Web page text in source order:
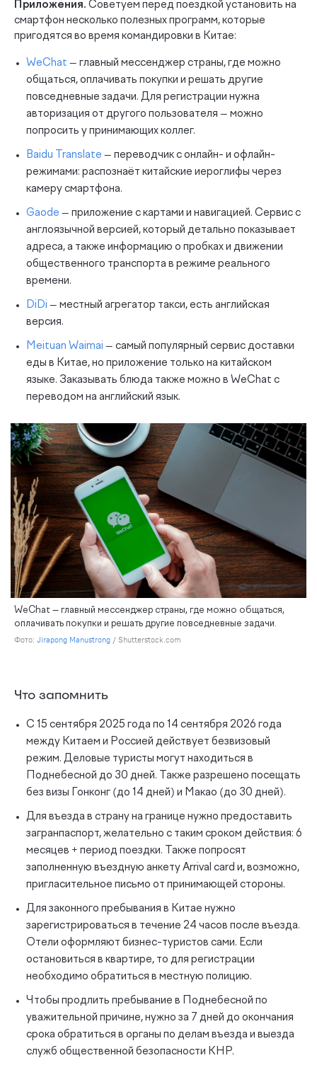
Приложения. Советуем перед поездкой установить на
смартфон несколько полезных программ, которые
пригодятся во время командировки в Китае:
WeChat — главный мессенджер страны, где можно
общаться, оплачивать покупки и решать другие
повседневные задачи. Для регистрации нужна
авторизация от другого пользователя — можно
попросить у принимающих коллег.
Baidu Translate — переводчик с онлайн- и офлайн-
режимами: распознаёт китайские иероглифы через
камеру смартфона.
Gaode — приложение с картами и навигацией. Сервис с
англоязычной версией, который детально показывает
адреса, а также информацию о пробках и движении
общественного транспорта в режиме реального
времени.
DiDi — местный агрегатор такси, есть английская
версия.
Meituan Waimai — самый популярный сервис доставки
еды в Китае, но приложение только на китайском
языке. Заказывать блюда также можно в WeChat с
переводом на английский язык.
WeChat — главный мессенджер страны, где можно общаться,
оплачивать покупки и решать другие повседневные задачи.
Фото: Jirapong Manustrong / Shutterstock.com
Что запомнить
С 15 сентября 2025 года по 14 сентября 2026 года
между Китаем и Россией действует безвизовый
режим. Деловые туристы могут находиться в
Поднебесной до 30 дней. Также разрешено посещать
без визы Гонконг (до 14 дней) и Макао (до 30 дней).
Для въезда в страну на границе нужно предоставить
загранпаспорт, желательно с таким сроком действия: 6
месяцев + период поездки. Также попросят
заполненную въездную анкету Arrival card и, возможно,
пригласительное письмо от принимающей стороны.
Для законного пребывания в Китае нужно
зарегистрироваться в течение 24 часов после въезда.
Отели оформляют бизнес-туристов сами. Если
остановиться в квартире, то для регистрации
необходимо обратиться в местную полицию.
Чтобы продлить пребывание в Поднебесной по
уважительной причине, нужно за 7 дней до окончания
срока обратиться в органы по делам въезда и выезда
служб общественной безопасности КНР.